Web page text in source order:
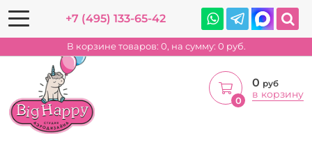
+7 (495) 133-65-42
В корзине товаров: 0, на сумму: 0 руб.
0
0 руб
в корзину